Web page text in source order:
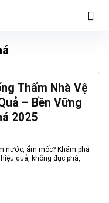
Thấm Nhà Vệ
– Bền Vững
2025
nước, ẩm mốc? Khám phá
quả, không đục phá,